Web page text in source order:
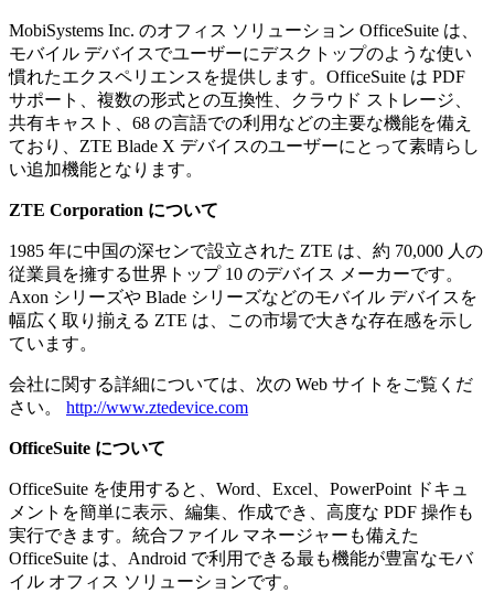
MobiSystems Inc. のオフィス ソリューション OfficeSuite は、
モバイル デバイスでユーザーにデスクトップのような使い
慣れたエクスペリエンスを提供します。OfficeSuite は PDF
サポート、複数の形式との互換性、クラウド ストレージ、
共有キャスト、68 の言語での利用などの主要な機能を備え
ており、ZTE Blade X デバイスのユーザーにとって素晴らし
い追加機能となります。
ZTE Corporation について
1985 年に中国の深センで設立された ZTE は、約 70,000 人の
従業員を擁する世界トップ 10 のデバイス メーカーです。
Axon シリーズや Blade シリーズなどのモバイル デバイスを
幅広く取り揃える ZTE は、この市場で大きな存在感を示し
ています。
会社に関する詳細については、次の Web サイトをご覧くだ
さい。 http://www.ztedevice.com
OfficeSuite について
OfficeSuite を使用すると、Word、Excel、PowerPoint ドキュ
メントを簡単に表示、編集、作成でき、高度な PDF 操作も
実行できます。統合ファイル マネージャーも備えた
OfficeSuite は、Android で利用できる最も機能が豊富なモバ
イル オフィス ソリューションです。